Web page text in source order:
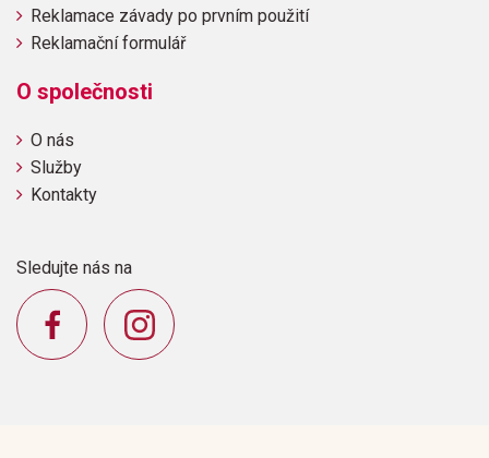
Reklamace závady po prvním použití
Reklamační formulář
O společnosti
O nás
Služby
Kontakty
Sledujte nás na